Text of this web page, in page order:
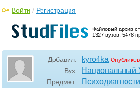
Файловый архив
1327 вузов, 5478
Войти / Регистрация
Добавил: kyro4ka
Вуз: Национальный
Предмет: